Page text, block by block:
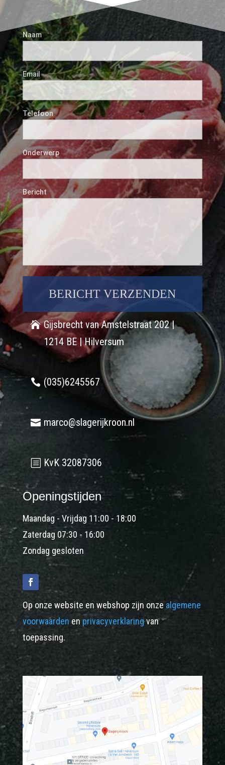
Naam
Email
Telefoon
Onderwerp
Bericht
Gijsbrecht van Amstelstraat 202 |
1214 BE | Hilversum
(035)6245567
marco@slagerijkroon.nl
KvK 32087306
Openingstijden
Maandag - Vrijdag 11:00 - 18:00
Zaterdag 07:30 - 16:00
Zondag gesloten
Op onze website en webshop zijn onze algemene
voorwaarden en privacyverklaringvan
toepassing.